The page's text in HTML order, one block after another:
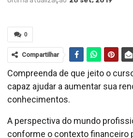
0
Compartilhar
Compreenda de que jeito o
capaz ajudar a aumentar sua
conhecimentos.
A perspectiva do mundo
conforme o contexto financeiro